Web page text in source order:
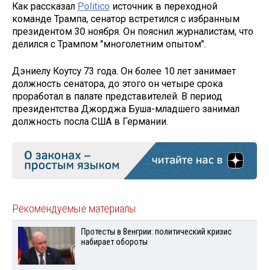
Как рассказал Politico источник в переходной
команде Трампа, сенатор встретился с избранным
президентом 30 ноября. Он пояснил журналистам, что
делился с Трампом "многолетним опытом".
Дэниелу Коутсу 73 года. Он более 10 лет занимает
должность сенатора, до этого он четыре срока
проработал в палате представителей. В период
президентства Джорджа Буша-младшего занимал
должность посла США в Германии.
Рекомендуемые материалы
Протесты в Венгрии: политический кризис
набирает обороты